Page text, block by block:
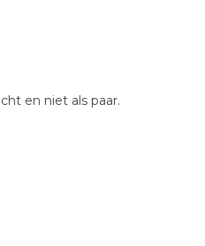
en niet als paar.